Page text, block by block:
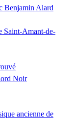
Benjamin Alard
Saint-Amant-de-
Noir
ancienne de